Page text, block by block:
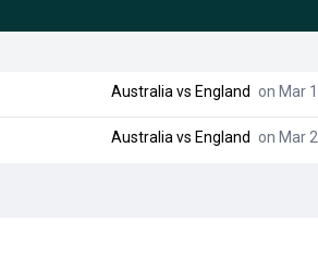
Australia vs England on Mar
Australia vs England on Mar